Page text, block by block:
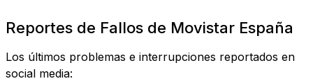
Reportes de Fallos de Movistar España
Los últimos problemas e interrupciones reportados en
social media: